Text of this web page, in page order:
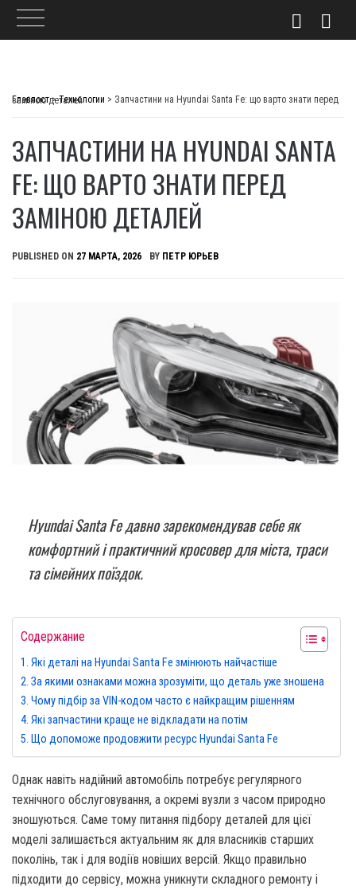
Главпост>Технологии >
Запчастини на Hyundai Santa Fe: що варто знати перед заміною деталей
ЗАПЧАСТИНИ НА HYUNDAI SANTA
FE: ЩО ВАРТО ЗНАТИ ПЕРЕД
ЗАМІНОЮ ДЕТАЛЕЙ
PUBLISHED ON 27 МАРТА, 2026 BY ПЕТР ЮРЬЕВ
Hyundai Santa Fe давно зарекомендував себе як
комфортний і практичний кросовер для міста, траси
та сімейних поїздок.
Содержание
Які деталі на Hyundai Santa Fe змінюють найчастіше
За якими ознаками можна зрозуміти, що деталь уже зношена
Чому підбір за VIN-кодом часто є найкращим рішенням
Які запчастини краще не відкладати на потім
Що допоможе продовжити ресурс Hyundai Santa Fe
Однак навіть надійний автомобіль потребує регулярного
технічного обслуговування, а окремі вузли з часом природно
зношуються. Саме тому питання підбору деталей для цієї
моделі залишається актуальним як для власників старших
поколінь, так і для водіїв новіших версій. Якщо правильно
підходити до сервісу, можна уникнути складного ремонту і